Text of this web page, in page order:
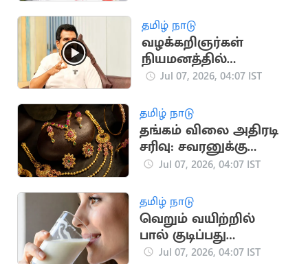
செங்கோட்டையன்
எச்சரிக்கை
தமிழ் நாடு
வழக்கறிஞர்கள்
நியமனத்தில்
முறைகேடா? -
நிர்மல்குமார் விளக்கம்
Jul 07, 2026, 04:07 IST
தமிழ் நாடு
தங்கம் விலை அதிரடி
சரிவு: சவரனுக்கு
ரூ.1,280 குறைந்தது
Jul 07, 2026, 04:07 IST
தமிழ் நாடு
வெறும் வயிற்றில்
பால் குடிப்பது
உடல்நலத்திற்கு தீங்கு
Jul 07, 2026, 04:07 IST